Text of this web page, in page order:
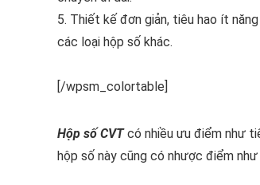
5. Thiết kế đơn giản, tiêu hao ít
các loại hộp số khác.
[/wpsm_colortable]
Hộp số CVTcó nhiều ưu điểm như
hộp số này cũng có nhược điểm